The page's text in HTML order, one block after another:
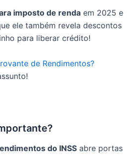
imposto de renda em 2025 e
ele também revela descontos
para liberar crédito!
de Rendimentos?
do INSS abre portas